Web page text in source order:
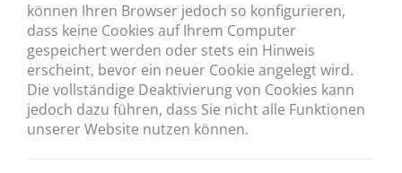
können Ihren Browser jedoch so konfigurieren,
dass keine Cookies auf Ihrem Computer
gespeichert werden oder stets ein Hinweis
erscheint, bevor ein neuer Cookie angelegt wird.
Die vollständige Deaktivierung von Cookies kann
jedoch dazu führen, dass Sie nicht alle Funktionen
unserer Website nutzen können.